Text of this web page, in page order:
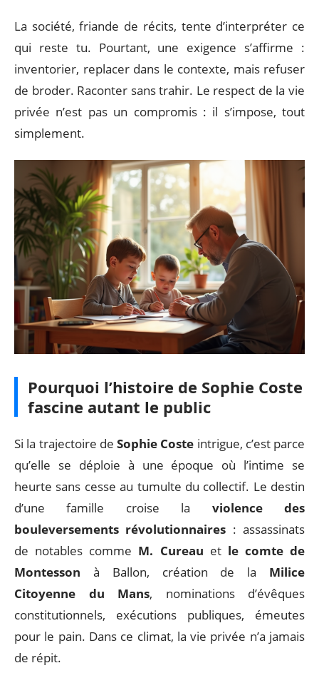
La société, friande de récits, tente d’interpréter ce
qui reste tu. Pourtant, une exigence s’affirme :
inventorier, replacer dans le contexte, mais refuser
de broder. Raconter sans trahir. Le respect de la vie
privée n’est pas un compromis : il s’impose, tout
simplement.
Pourquoi l’histoire de Sophie Coste
fascine autant le public
Si la trajectoire de Sophie Coste intrigue, c’est parce
qu’elle se déploie à une époque où l’intime se
heurte sans cesse au tumulte du collectif. Le destin
d’une famille croise la violence des
bouleversements révolutionnaires : assassinats
de notables comme M. Cureau et le comte de
Montesson à Ballon, création de la Milice
Citoyenne du Mans, nominations d’évêques
constitutionnels, exécutions publiques, émeutes
pour le pain. Dans ce climat, la vie privée n’a jamais
de répit.